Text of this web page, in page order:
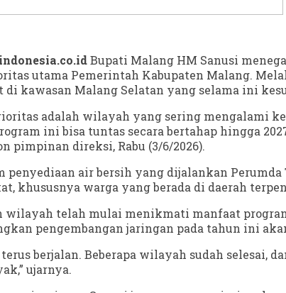
Bupati Malang HM Sanusi
utama Pemerintah Kabupaten Malang.
di kawasan Malang Selatan yang selama ini
adalah wilayah yang sering mengalami
ini bisa tuntas secara bertahap hingga
pimpinan direksi, Rabu (3/6/2026).
penyediaan air bersih yang dijalankan
khususnya warga yang berada di daerah
wilayah telah mulai menikmati manfaat
pengembangan jaringan pada tahun ini
berjalan. Beberapa wilayah sudah
ujarnya.